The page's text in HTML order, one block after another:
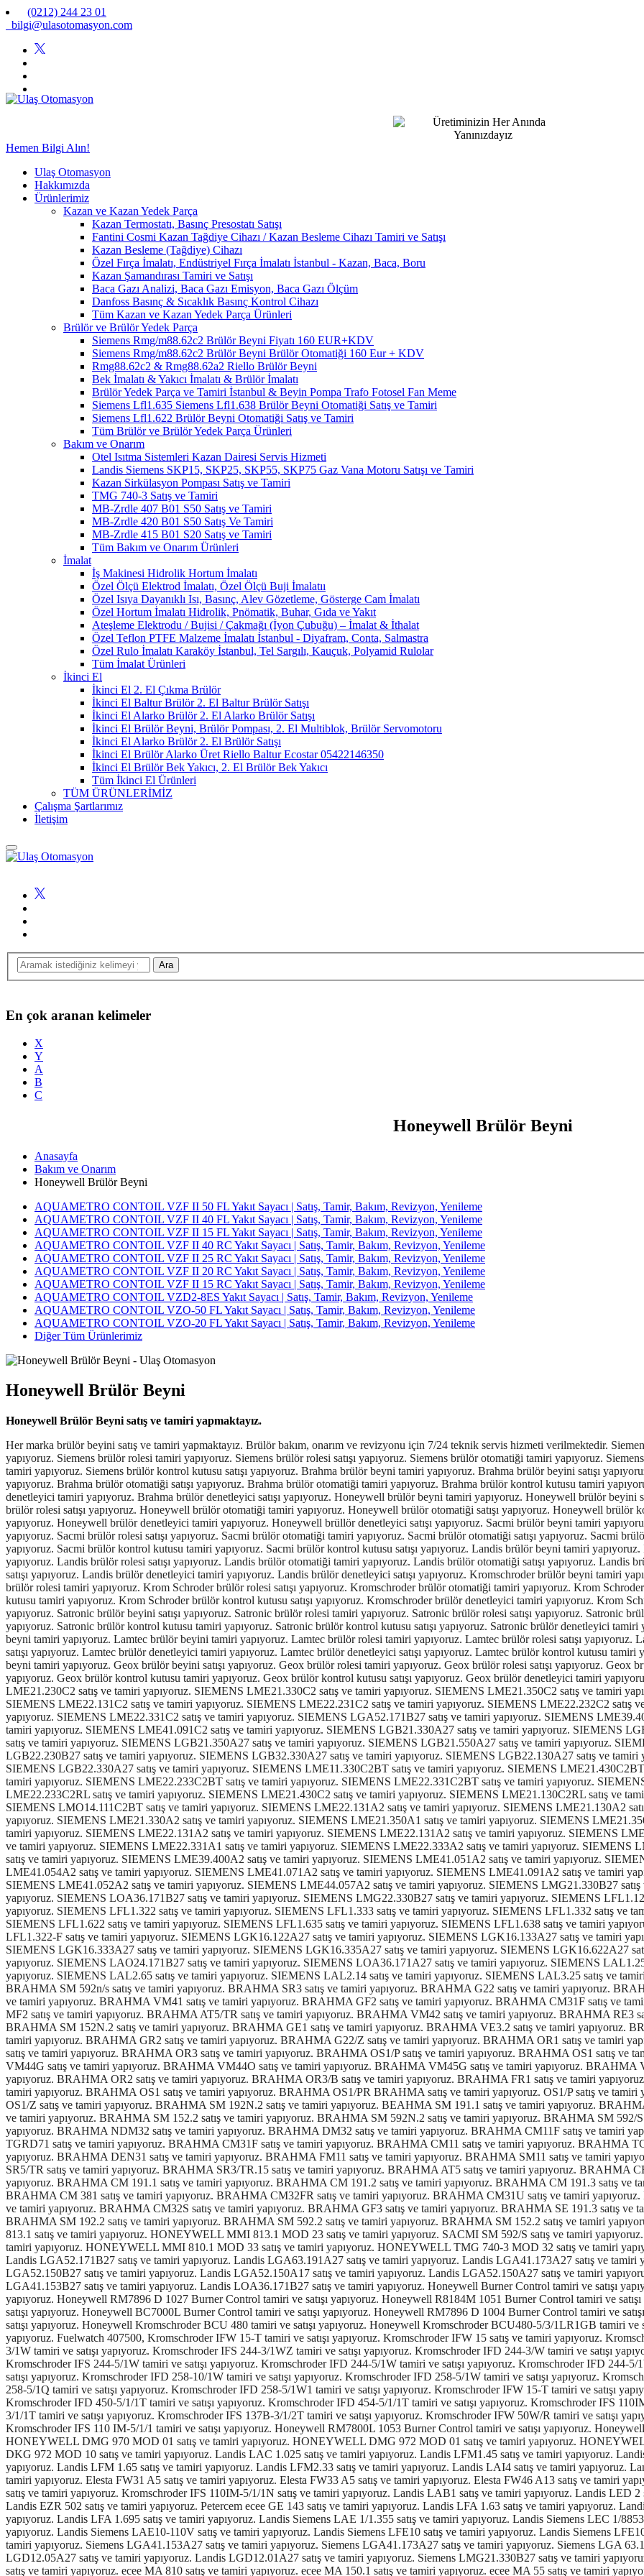
(0212) 244 23 01
bilgi@ulasotomasyon.com
Hemen Bilgi Alın!
Ulaş Otomasyon
Hakkımızda
Ürünlerimiz
Kazan ve Kazan Yedek Parça
Kazan Termostatı, Basınç Presostatı Satışı
Fantini Cosmi Kazan Tağdiye Cihazı / Kazan Besleme Cihazı Tamiri ve Satışı
Kazan Besleme (Tağdiye) Cihazı
Özel Fırça İmalatı, Endüstriyel Fırça İmalatı İstanbul - Kazan, Baca, Boru
Kazan Şamandırası Tamiri ve Satışı
Baca Gazı Analizi, Baca Gazı Emisyon, Baca Gazı Ölçüm
Danfoss Basınç & Sıcaklık Basınç Kontrol Cihazı
Tüm Kazan ve Kazan Yedek Parça Ürünleri
Brülör ve Brülör Yedek Parça
Siemens Rmg/m88.62c2 Brülör Beyni Fiyatı 160 EUR+KDV
Siemens Rmg/m88.62c2 Brülör Beyni Brülör Otomatiği 160 Eur + KDV
Rmg88.62c2 & Rmg88.62a2 Riello Brülör Beyni
Bek İmalatı & Yakıcı İmalatı & Brülör İmalatı
Brülör Yedek Parça ve Tamiri İstanbul & Beyin Pompa Trafo Fotosel Fan Meme
Siemens Lfl1.635 Siemens Lfl1.638 Brülör Beyni Otomatiği Satış ve Tamiri
Siemens Lfl1.622 Brülör Beyni Otomatiği Satış ve Tamiri
Tüm Brülör ve Brülör Yedek Parça Ürünleri
Bakım ve Onarım
Otel Isıtma Sistemleri Kazan Dairesi Servis Hizmeti
Landis Siemens SKP15, SKP25, SKP55, SKP75 Gaz Vana Motoru Satışı ve Tamiri
Kazan Sirkülasyon Pompası Satış ve Tamiri
TMG 740-3 Satış ve Tamiri
MB-Zrdle 407 B01 S50 Satış ve Tamiri
MB-Zrdle 420 B01 S50 Satış Ve Tamiri
MB-Zrdle 415 B01 S20 Satış ve Tamiri
Tüm Bakım ve Onarım Ürünleri
İmalat
İş Makinesi Hidrolik Hortum İmalatı
Özel Ölçü Elektrod İmalatı, Özel Ölçü Buji İmalatıı
Özel Isıya Dayanıklı Isı, Basınç, Alev Gözetleme, Gösterge Cam İmalatı
Özel Hortum İmalatı Hidrolik, Pnömatik, Buhar, Gıda ve Yakıt
Ateşleme Elektrodu / Bujisi / Çakmağı (İyon Çubuğu) – İmalat & İthalat
Özel Teflon PTFE Malzeme İmalatı İstanbul - Diyafram, Conta, Salmastra
Özel Rulo İmalatı Karaköy İstanbul, Tel Sargılı, Kauçuk, Polyamid Rulolar
Tüm İmalat Ürünleri
İkinci El
İkinci El 2. El Çıkma Brülör
İkinci El Baltur Brülör 2. El Baltur Brülör Satışı
İkinci El Alarko Brülör 2. El Alarko Brülör Satışı
İkinci El Brülör Beyni, Brülör Pompası, 2. El Multiblok, Brülör Servomotoru
İkinci El Alarko Brülör 2. El Brülör Satışı
İkinci El Brülör Alarko Üret Riello Baltur Ecostar 05422146350
İkinci El Brülör Bek Yakıcı, 2. El Brülör Bek Yakıcı
Tüm İkinci El Ürünleri
TÜM ÜRÜNLERİMİZ
Çalışma Şartlarımız
İletişim
En çok aranan kelimeler
X
Y
A
B
C
Honeywell Brülör Beyni
Anasayfa
Bakım ve Onarım
Honeywell Brülör Beyni
AQUAMETRO CONTOIL VZF II 50 FL Yakıt Sayacı | Satış, Tamir, Bakım, Revizyon, Yenileme
AQUAMETRO CONTOIL VZF II 40 FL Yakıt Sayacı | Satış, Tamir, Bakım, Revizyon, Yenileme
AQUAMETRO CONTOIL VZF II 15 FL Yakıt Sayacı | Satış, Tamir, Bakım, Revizyon, Yenileme
AQUAMETRO CONTOIL VZF II 40 RC Yakıt Sayacı | Satış, Tamir, Bakım, Revizyon, Yenileme
AQUAMETRO CONTOIL VZF II 25 RC Yakıt Sayacı | Satış, Tamir, Bakım, Revizyon, Yenileme
AQUAMETRO CONTOIL VZF II 20 RC Yakıt Sayacı | Satış, Tamir, Bakım, Revizyon, Yenileme
AQUAMETRO CONTOIL VZF II 15 RC Yakıt Sayacı | Satış, Tamir, Bakım, Revizyon, Yenileme
AQUAMETRO CONTOIL VZD2-8ES Yakıt Sayacı | Satış, Tamir, Bakım, Revizyon, Yenileme
AQUAMETRO CONTOIL VZO-50 FL Yakıt Sayacı | Satış, Tamir, Bakım, Revizyon, Yenileme
AQUAMETRO CONTOIL VZO-20 FL Yakıt Sayacı | Satış, Tamir, Bakım, Revizyon, Yenileme
Diğer Tüm Ürünlerimiz
Honeywell Brülör Beyni
Honeywell Brülör Beyni satış ve tamiri yapmaktayız.
Her marka brülör beyini satış ve tamiri yapmaktayız. Brülör bakım, onarım ve revizyonu için 7/24 teknik servis hizmeti verilmektedir. Siemens brülör beyni tamiri yapıyoruz. Siemens brülör beyini satışı yapıyoruz. Siemens brülör rolesi tamiri yapıyoruz. Siemens brülör rolesi satışı yapıyoruz. Siemens brülör otomatiği tamiri yapıyoruz. Siemens brülör otomatiği satışı yapıyoruz. Siemens brülör kontrol kutusu tamiri yapıyoruz. Siemens brülör kontrol kutusu satışı yapıyoruz. Brahma brülör beyni tamiri yapıyoruz. Brahma brülör beyini satışı yapıyoruz. Brahma brülör rolesi tamiri yapıyoruz. Brahma brülör rolesi satışı yapıyoruz. Brahma brülör otomatiği satışı yapıyoruz. Brahma brülör otomatiği tamiri yapıyoruz. Brahma brülör kontrol kutusu tamiri yapıyoruz. Brahma brülör kontrol kutusu satışı yapıyoruz. Brahma brülör denetleyici tamiri yapıyoruz. Brahma brülör denetleyici satışı yapıyoruz. Honeywell brülör beyni tamiri yapıyoruz. Honeywell brülör beyini satışı yapıyoruz. Honeywell brülör rolesi tamiri yapıyoruz. Honeywell brülör rolesi satışı yapıyoruz. Honeywell brülör otomatiği tamiri yapıyoruz. Honeywell brülör otomatiği satışı yapıyoruz. Honeywell brülör kontrol kutusu tamiri yapıyoruz. Honeywell brülör kontrol kutusu satışı yapıyoruz. Honeywell brülör denetleyici tamiri yapıyoruz. Honeywell brüllör denetleyici satışı yapıyoruz. Sacmi brülör beyni tamiri yapıyoruz. Sacmi brülör beyini satışı yapıyoruz. Sacmi brülör rolesi tamiri yapıyoruz. Sacmi brülör rolesi satışı yapıyoruz. Sacmi brülör otomatiği tamiri yapıyoruz. Sacmi brülör otomatiği satışı yapıyoruz. Sacmi brülör denetleyici tamiri yapıyoruz. Sacmi brülör denetleyici satışı yapıyoruz. Sacmi brülör kontrol kutusu tamiri yapıyoruz. Sacmi brülör kontrol kutusu satışı yapıyoruz. Landis brülör beyni tamiri yapıyoruz. Landis brülör beyini satışı yapıyoruz. Landis brülör rolesi tamiri yapıyoruz. Landis brülör rolesi satışı yapıyoruz. Landis brülör otomatiği tamiri yapıyoruz. Landis brülör otomatiği satışı yapıyoruz. Landis brülör kontrol kutusu tamiri yapıyoruz. Landis brülör kontrol kutusu satışı yapıyoruz. Landis brülör denetleyici tamiri yapıyoruz. Landis brülör denetleyici satışı yapıyoruz. Kromschroder brülör beyni tamiri yapıyoruz. Krom Schroder brülör beyni satışı yapıyoruz. Kromschroder brülör rolesi tamiri yapıyoruz. Krom Schroder brülör rolesi satışı yapıyoruz. Kromschroder brülör otomatiği tamiri yapıyoruz. Krom Schroder brülör otomatiği satışı yapıyoruz. Kromschroder brülör kontrol kutusu tamiri yapıyoruz. Krom Schroder brülör kontrol kutusu satışı yapıyoruz. Kromschroder brülör denetleyici tamiri yapıyoruz. Krom Schroder brülör denetleyici satışı yapıyoruz. Satronic brülör beyni tamiri yapıyoruz. Satronic brülör beyini satışı yapıyoruz. Satronic brülör rolesi tamiri yapıyoruz. Satronic brülör rolesi satışı yapıyoruz. Satronic brülör otomatiği tamiri yapıyoruz. Satronic brülör otomatiği satışı yapıyoruz. Satronic brülör kontrol kutusu tamiri yapıyoruz. Satronic brülör kontrol kutusu satışı yapıyoruz. Satronic brülör denetleyici tamiri yapıyoruz. Satronic brülör denetleyici satışı yapıyoruz. Lamtec brülör beyni tamiri yapıyoruz. Lamtec brülör beyini tamiri yapıyoruz. Lamtec brülör rolesi tamiri yapıyoruz. Lamtec brülör rolesi satışı yapıyoruz. Lamtec brülör otomatiği tamiri yapıyoruz. Lamtec brülör otomatiği satışı yapıyoruz. Lamtec brülör denetleyici tamiri yapıyoruz. Lamtec brülör denetleyici satışı yapıyoruz. Lamtec brülör kontrol kutusu tamiri yapıyoruz. Lamtec brülör kontrol kutusu satışı yapıyoruz. Geox brülör beyni tamiri yapıyoruz. Geox brülör beyini satışı yapıyoruz. Geox brülör rolesi tamiri yapıyoruz. Geox brülör rolesi satışı yapıyoruz. Geox brülör otomatiği tamiri yapıyoruz. Geox brülör otomatiği satışı yapıyoruz. Geox brülör kontrol kutusu tamiri yapıyoruz. Geox brülör kontrol kutusu satışı yapıyoruz. Geox brülör denetleyici tamiri yapıyoruz. SIEMENS LME21.130C2 satış ve tamiri yapıyoruz. SIEMENS LME21.230C2 satış ve tamiri yapıyoruz. SIEMENS LME21.330C2 satış ve tamiri yapıyoruz. SIEMENS LME21.350C2 satış ve tamiri yapıyoruz. SIEMENS LME21.550C2 satış ve tamiri yapıyoruz. SIEMENS LME22.131C2 satış ve tamiri yapıyoruz. SIEMENS LME22.231C2 satış ve tamiri yapıyoruz. SIEMENS LME22.232C2 satış ve tamiri yapıyoruz. SIEMENS LME22.233C2 satış ve tamiri yapıyoruz. SIEMENS LME22.331C2 satış ve tamiri yapıyoruz. SIEMENS LGA52.171B27 satış ve tamiri yapıyoruz. SIEMENS LME39.400A2 satış ve tamiri yapıyoruz. SIEMENS LME41.054C2 satış ve tamiri yapıyoruz. SIEMENS LME41.091C2 satış ve tamiri yapıyoruz. SIEMENS LGB21.330A27 satış ve tamiri yapıyoruz. SIEMENS LGB21.130A27 satış ve tamiri yapıyoruz. SIEMENS LGB21.230A27 satış ve tamiri yapıyoruz. SIEMENS LGB21.350A27 satış ve tamiri yapıyoruz. SIEMENS LGB21.550A27 satış ve tamiri yapıyoruz. SIEMENS LGB21.330A27 satış ve tamiri yapıyoruz. SIEMENS LGB22.230B27 satış ve tamiri yapıyoruz. SIEMENS LGB32.330A27 satış ve tamiri yapıyoruz. SIEMENS LGB22.130A27 satış ve tamiri yapıyoruz. SIEMENS LGB41.258A27 satış ve tamiri yapıyoruz. SIEMENS LGB22.330A27 satış ve tamiri yapıyoruz. SIEMENS LME11.330C2BT satış ve tamiri yapıyoruz. SIEMENS LME21.430C2BT satış ve tamiri yapıyoruz. SIEMENS LMO44.255C2BT satış ve tamiri yapıyoruz. SIEMENS LME22.233C2BT satış ve tamiri yapıyoruz. SIEMENS LME22.331C2BT satış ve tamiri yapıyoruz. SIEMENS LME21.330C2BT satış ve tamiri yapıyoruz. SIEMENS LME22.233C2RL satış ve tamiri yapıyoruz. SIEMENS LME21.430C2 satış ve tamiri yapıyoruz. SIEMENS LME21.130C2RL satış ve tamiri yapıyoruz. SIEMENS LME21.330A2BT satış ve tamiri yapıyoruz. SIEMENS LMO14.111C2BT satış ve tamiri yapıyoruz. SIEMENS LME22.131A2 satış ve tamiri yapıyoruz. SIEMENS LME21.130A2 satış ve tamiri yapıyoruz. SIEMENS LME21.230A2 satış ve tamiri yapıyoruz. SIEMENS LME21.330A2 satış ve tamiri yapıyoruz. SIEMENS LME21.350A1 satış ve tamiri yapıyoruz. SIEMENS LME21.350A2 satış ve tamiri yapıyoruz. SIEMENS LME21.550A2 satış ve tamiri yapıyoruz. SIEMENS LME22.131A2 satış ve tamiri yapıyoruz. SIEMENS LME22.131A2 satış ve tamiri yapıyoruz. SIEMENS LME22.131A2 satış ve tamiri yapıyoruz. SIEMENS LME11.230A2 satış ve tamiri yapıyoruz. SIEMENS LME22.331A1 satış ve tamiri yapıyoruz. SIEMENS LME22.333A2 satış ve tamiri yapıyoruz. SIEMENS LME23.331A2 satış ve tamiri yapıyoruz. SIEMENS LME23.351A2 satış ve tamiri yapıyoruz. SIEMENS LME39.400A2 satış ve tamiri yapıyoruz. SIEMENS LME41.051A2 satış ve tamiri yapıyoruz. SIEMENS LME41.053A2 satış ve tamiri yapıyoruz. SIEMENS LME41.054A2 satış ve tamiri yapıyoruz. SIEMENS LME41.071A2 satış ve tamiri yapıyoruz. SIEMENS LME41.091A2 satış ve tamiri yapıyoruz. SIEMENS LME41.092A2 satış ve tamiri yapıyoruz. SIEMENS LME41.052A2 satış ve tamiri yapıyoruz. SIEMENS LME44.057A2 satış ve tamiri yapıyoruz. SIEMENS LMG21.330B27 satış ve tamiri yapıyoruz. SIEMENS LGB22.330B27 satış ve tamiri yapıyoruz. SIEMENS LOA36.171B27 satış ve tamiri yapıyoruz. SIEMENS LMG22.330B27 satış ve tamiri yapıyoruz. SIEMENS LFL1.122 satış ve tamiri yapıyoruz. SIEMENS LFL1.133 satış ve tamiri yapıyoruz. SIEMENS LFL1.322